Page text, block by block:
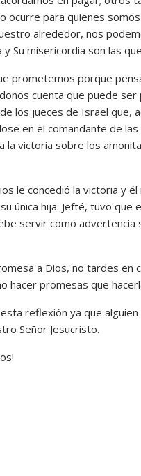
ocurre para quienes
alrededor, nos
y Su misericordia son las
prometemos porque
cuenta que puede
los jueces de Israel que,
en el comandante de
la victoria sobre los
le concedió la victoria y
única hija. Jefté, tuvo
servir como
a Dios, no tardes
hacer promesas que
reflexión ya que
Señor Jesucristo.